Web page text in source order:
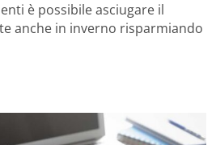
è possibile asciugare il
anche in inverno risparmiando